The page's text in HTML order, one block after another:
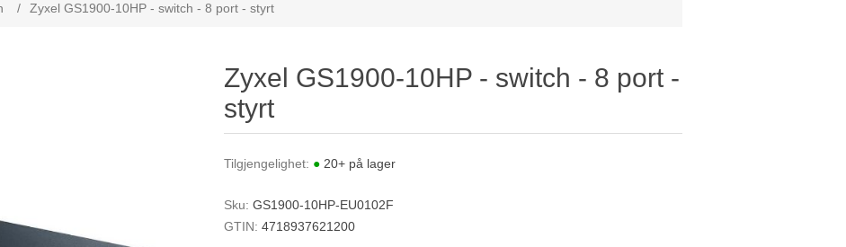
/ Zyxel GS1900-10HP - switch - 8 port - styrt
Zyxel GS1900-10HP - switch - 8 port -
styrt
Tilgjengelighet: ● 20+ på lager
Sku: GS1900-10HP-EU0102F
GTIN: 4718937621200